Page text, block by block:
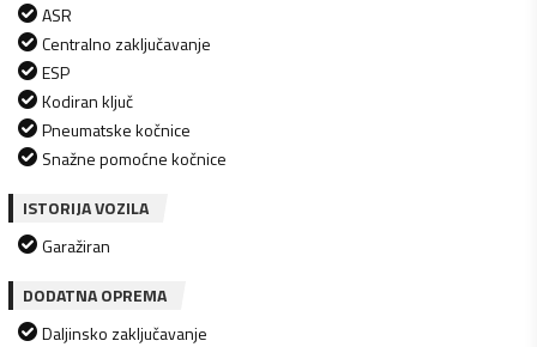
ASR
Centralno zaključavanje
ESP
Kodiran ključ
Pneumatske kočnice
Snažne pomoćne kočnice
ISTORIJA VOZILA
Garažiran
DODATNA OPREMA
Daljinsko zaključavanje